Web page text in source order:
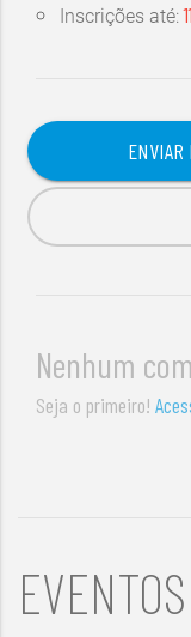
Inscrições até:
ENVIAR
Nenhum
Seja o primeiro!